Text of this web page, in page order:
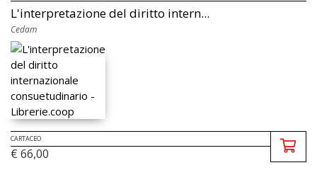
L'interpretazione del diritto intern...
Cedam
CARTACEO
€ 66,00